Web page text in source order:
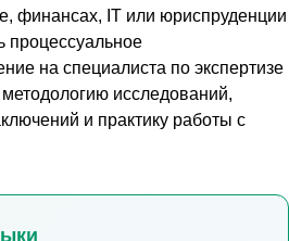
финансах, IT или юриспруденции
процессуальное
на специалиста по экспертизе
исследований,
и практику работы с